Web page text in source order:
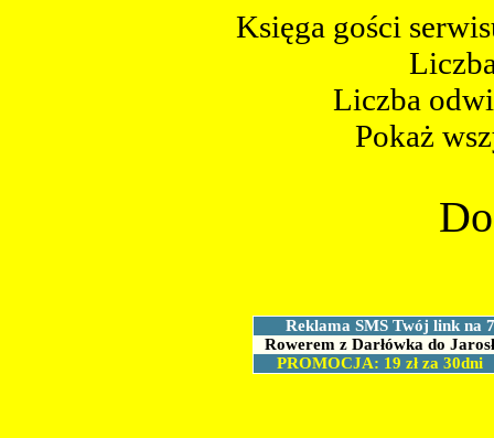
Księga gości
Liczba
Pokaż
Reklama SMS Twój link na
Rowerem z Darłówka do
PROMOCJA: 19 zł za 30dni